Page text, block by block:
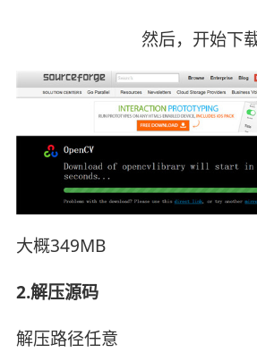
然后，开始下
大概349MB
2.解压源码
解压路径任意